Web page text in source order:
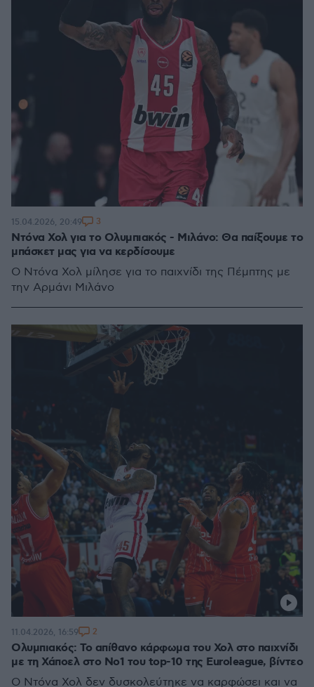
Ντόνα Χολ για το Ολυμπιακός - Μιλάνο: Θα παίξουμε το
μπάσκετ μας για να κερδίσουμε
Ο Ντόνα Χολ μίλησε για το παιχνίδι της Πέμπτης με
την Αρμάνι Μιλάνο
15.04.2026, 20:49 3
Ολυμπιακός: Το απίθανο κάρφωμα του Χολ στο παιχνίδι
με τη Χάποελ στο Νο1 του top-10 της Euroleague, βίντεο
Ο Ντόνα Χολ δεν δυσκολεύτηκε να καρφώσει και να
11.04.2026, 16:59 2